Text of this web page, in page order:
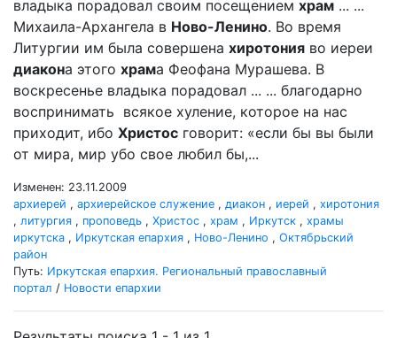
владыка порадовал своим посещением храм ... ...
Михаила-Архангела в Ново-Ленино. Во время
Литургии им была совершена хиротония во иереи
диакона этого храма Феофана Мурашева. В
воскресенье владыка порадовал ... ... благодарно
воспринимать всякое хуление, которое на нас
приходит, ибо Христос говорит: «если бы вы были
от мира, мир убо свое любил бы,...
Изменен: 23.11.2009
архиерей , архиерейское служение , диакон , иерей , хиротония
, литургия , проповедь , Христос , храм , Иркутск , храмы
иркутска , Иркутская епархия , Ново-Ленино , Октябрьский
район
Путь: Иркутская епархия. Региональный православный
портал / Новости епархии